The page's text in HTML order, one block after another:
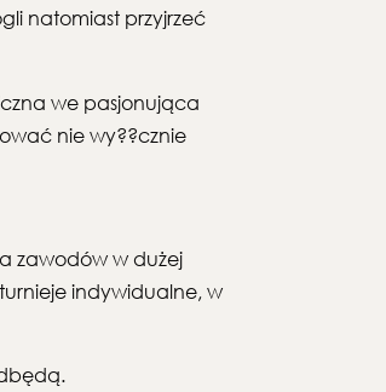
natomiast przyjrzeć
we pasjonująca
nie wy??cznie
zawodów w dużej
indywidualne, w